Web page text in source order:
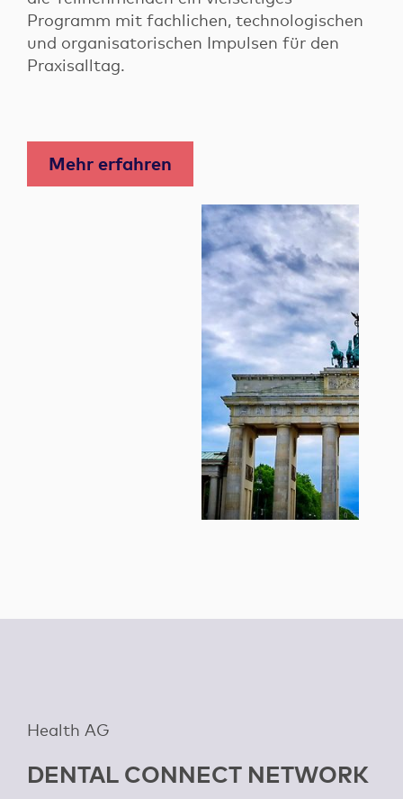
Programm mit fachlichen, technologischen
und organisatorischen Impulsen für den
Praxisalltag.
Mehr erfahren
Health AG
DENTAL CONNECT NETWORK